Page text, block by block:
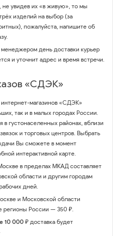
не увидев их «в живую», то мы
изделий на выбор (за
пожалуйста, напишите об
день доставки курьер
и уточнит адрес и время встречи.
«СДЭК»
магазинов «СДЭК»
так и в малых городах России.
густонаселенных районах, вблизи
и торговых центров. Выбрать
Вы сможете в момент
интерактивной карте.
в пределах МКАД составляет
области и другим городам
дней.
и Московской области
регионы России — 350 ₽.
10 000 ₽ доставка будет